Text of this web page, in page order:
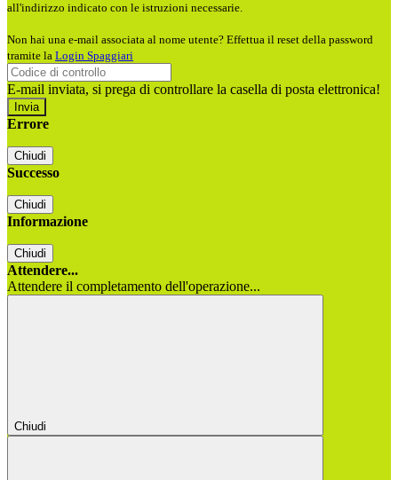
all'indirizzo indicato con le istruzioni necessarie.
Non hai una e-mail associata al nome utente? Effettua il reset della password
tramite la Login Spaggiari
E-mail inviata, si prega di controllare la casella di posta elettronica!
Errore
Chiudi
Successo
Chiudi
Informazione
Chiudi
Attendere...
Attendere il completamento dell'operazione...
Chiudi